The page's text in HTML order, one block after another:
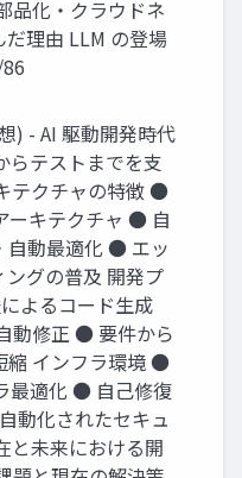
品化・クラウドネ
理由 LLM の登場
) - AI 駆動開発時代
らテストまでを支
テクチャの特徴 ●
ーキテクチャ ● 自
自動最適化 ● エッ
グの普及 開発プ
よるコード生成
動修正 ● 要件から
縮 インフラ環境 ●
最適化 ● 自己修復
動化されたセキュ
と未来における開